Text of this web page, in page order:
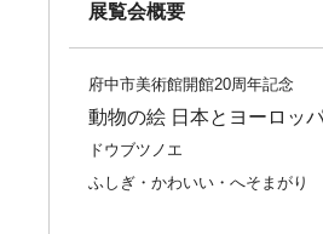
展覧会概要
府中市美術館開館20周年記念
動物の絵 日本とヨーロッ
ドウブツノエ
ふしぎ・かわいい・へそまがり